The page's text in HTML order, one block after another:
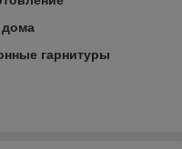
гарнитуры